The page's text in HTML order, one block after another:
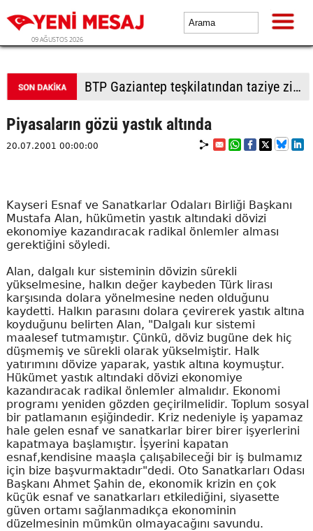
09 AĞUSTOS 2026
BTP Denizli'den Merkezefendi'de saha çalışması
Piyasaların gözü yastık altında
20.07.2001 00:00:00
Kayseri Esnaf ve Sanatkarlar Odaları Birliği Başkanı
Mustafa Alan, hükümetin yastık altındaki dövizi
ekonomiye kazandıracak radikal önlemler alması
gerektiğini söyledi.
Alan, dalgalı kur sisteminin dövizin sürekli
yükselmesine, halkın değer kaybeden Türk lirası
karşısında dolara yönelmesine neden olduğunu
kaydetti. Halkın parasını dolara çevirerek yastık altına
koyduğunu belirten Alan, "Dalgalı kur sistemi
maalesef tutmamıştır. Çünkü, döviz bugüne dek hiç
düşmemiş ve sürekli olarak yükselmiştir. Halk
yatırımını dövize yaparak, yastık altına koymuştur.
Hükümet yastık altındaki dövizi ekonomiye
kazandıracak radikal önlemler almalıdır. Ekonomi
programı yeniden gözden geçirilmelidir. Toplum sosyal
bir patlamanın eşiğindedir. Kriz nedeniyle iş yapamaz
hale gelen esnaf ve sanatkarlar birer birer işyerlerini
kapatmaya başlamıştır. İşyerini kapatan
esnaf,kendisine maaşla çalışabileceği bir iş bulmamız
için bize başvurmaktadır"dedi. Oto Sanatkarları Odası
Başkanı Ahmet Şahin de, ekonomik krizin en çok
küçük esnaf ve sanatkarları etkilediğini, siyasette
güven ortamı sağlanmadıkça ekonominin
düzelmesinin mümkün olmayacağını savundu.